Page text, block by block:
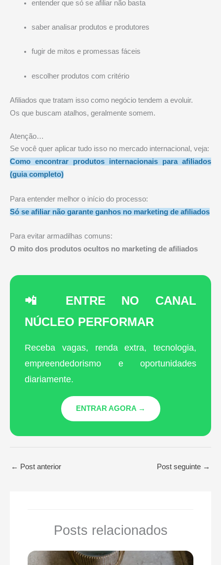
entender que só se afiliar não basta
saber analisar produtos e produtores
fugir de mitos e promessas fáceis
escolher produtos com critério
Afiliados que tratam isso como negócio tendem a evoluir.
Os que buscam atalhos, geralmente somem.
Atenção…
Se você quer aplicar tudo isso no mercado internacional, veja:
Como encontrar produtos internacionais para afiliados
(guia completo)
Para entender melhor o início do processo:
Só se afiliar não garante ganhos no marketing de afiliados
Para evitar armadilhas comuns:
O mito dos produtos ocultos no marketing de afiliados
📲 ENTRE NO CANAL
NÚCLEO PERFORMAR
Receba vagas, renda extra, tecnologia,
empreendedorismo e oportunidades
diariamente.
ENTRAR AGORA →
← Post anterior Post seguinte →
Posts relacionados